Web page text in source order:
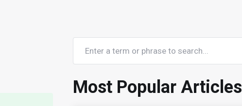
Most Popular Articles